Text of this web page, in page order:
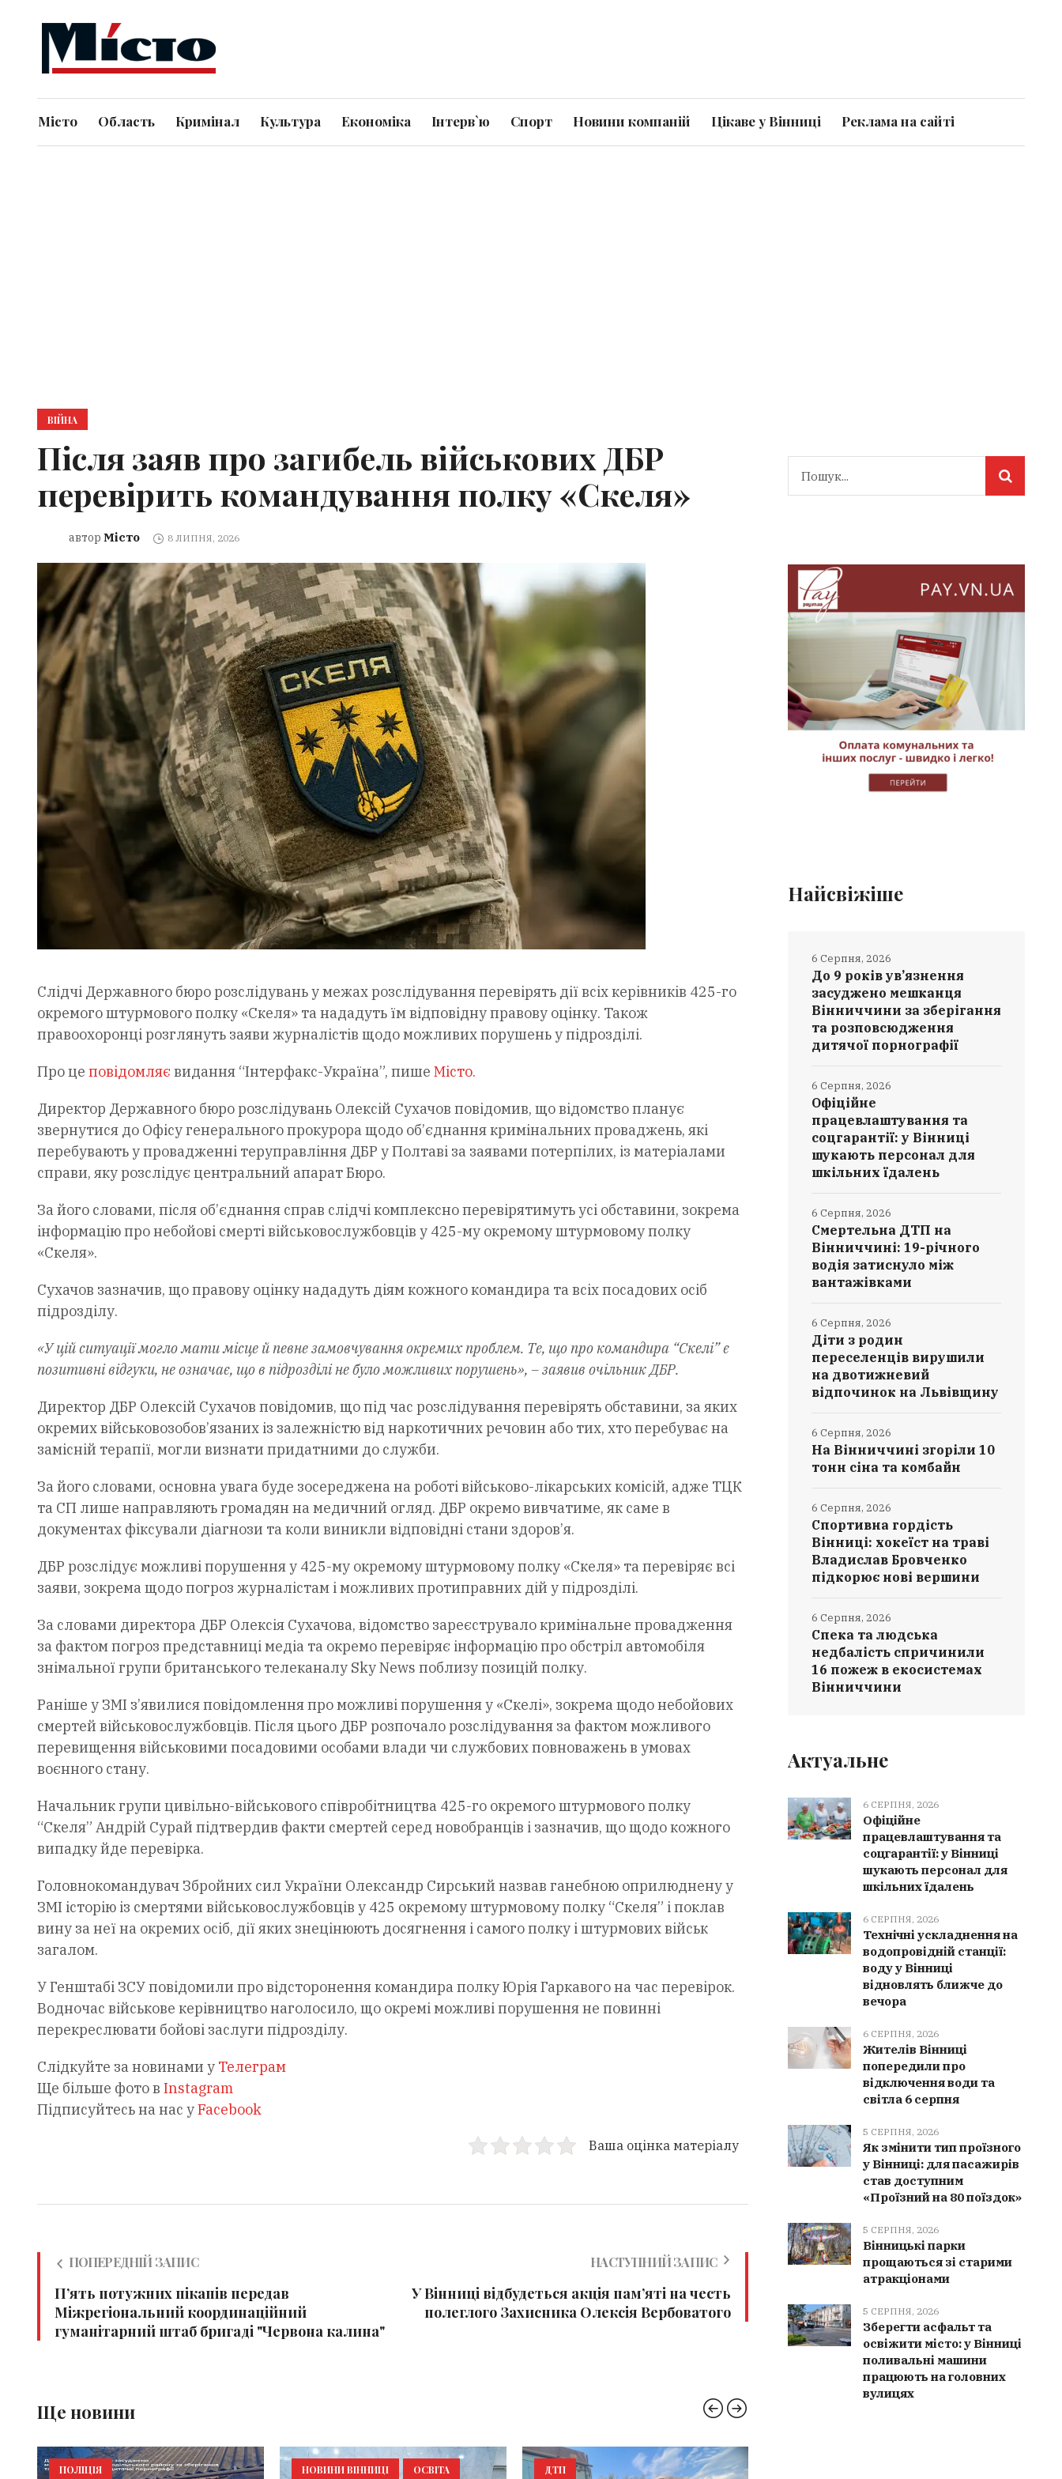
Місто Область Кримінал Культура Економіка Інтерв`ю Спорт Новини компаній Цікаве у Вінниці Реклама на сайті
ВІЙНА
Після заяв про загибель військових ДБР
перевірить командування полку «Скеля»
автор Місто 8 ЛИПНЯ, 2026
Слідчі Державного бюро розслідувань у межах розслідування перевірять дії всіх керівників 425-го
окремого штурмового полку «Скеля» та нададуть їм відповідну правову оцінку. Також
правоохоронці розглянуть заяви журналістів щодо можливих порушень у підрозділі.
Про це повідомляє видання “Інтерфакс-Україна”, пише Місто.
Директор Державного бюро розслідувань Олексій Сухачов повідомив, що відомство планує
звернутися до Офісу генерального прокурора щодо об’єднання кримінальних проваджень, які
перебувають у провадженні теруправління ДБР у Полтаві за заявами потерпілих, із матеріалами
справи, яку розслідує центральний апарат Бюро.
За його словами, після об’єднання справ слідчі комплексно перевірятимуть усі обставини, зокрема
інформацію про небойові смерті військовослужбовців у 425-му окремому штурмовому полку
«Скеля».
Сухачов зазначив, що правову оцінку нададуть діям кожного командира та всіх посадових осіб
підрозділу.
«У цій ситуації могло мати місце й певне замовчування окремих проблем. Те, що про командира “Скелі” є
позитивні відгуки, не означає, що в підрозділі не було можливих порушень», – заявив очільник ДБР.
Директор ДБР Олексій Сухачов повідомив, що під час розслідування перевірять обставини, за яких
окремих військовозобов’язаних із залежністю від наркотичних речовин або тих, хто перебуває на
замісній терапії, могли визнати придатними до служби.
За його словами, основна увага буде зосереджена на роботі військово-лікарських комісій, адже ТЦК
та СП лише направляють громадян на медичний огляд. ДБР окремо вивчатиме, як саме в
документах фіксували діагнози та коли виникли відповідні стани здоров’я.
ДБР розслідує можливі порушення у 425-му окремому штурмовому полку «Скеля» та перевіряє всі
заяви, зокрема щодо погроз журналістам і можливих протиправних дій у підрозділі.
За словами директора ДБР Олексія Сухачова, відомство зареєструвало кримінальне провадження
за фактом погроз представниці медіа та окремо перевіряє інформацію про обстріл автомобіля
знімальної групи британського телеканалу Sky News поблизу позицій полку.
Раніше у ЗМІ з’явилися повідомлення про можливі порушення у «Скелі», зокрема щодо небойових
смертей військовослужбовців. Після цього ДБР розпочало розслідування за фактом можливого
перевищення військовими посадовими особами влади чи службових повноважень в умовах
воєнного стану.
Начальник групи цивільно-військового співробітництва 425-го окремого штурмового полку
“Скеля” Андрій Сурай підтвердив факти смертей серед новобранців і зазначив, що щодо кожного
випадку йде перевірка.
Головнокомандувач Збройних сил України Олександр Сирський назвав ганебною оприлюднену у
ЗМІ історію із смертями військовослужбовців у 425 окремому штурмовому полку “Скеля” і поклав
вину за неї на окремих осіб, дії яких знецінюють досягнення і самого полку і штурмових військ
загалом.
У Генштабі ЗСУ повідомили про відсторонення командира полку Юрія Гаркавого на час перевірок.
Водночас військове керівництво наголосило, що окремі можливі порушення не повинні
перекреслювати бойові заслуги підрозділу.
Слідкуйте за новинами у Телеграм
Ще більше фото в Instagram
Підписуйтесь на нас уFacebook
Ваша оцінка матеріалу
ПОПЕРЕДНІЙ ЗАПИС
П’ять потужних пікапів передав
Міжрегіональний координаційний
гуманітарний штаб бригаді "Червона калина"
НАСТУПНИЙ ЗАПИС
У Вінниці відбудеться акція пам’яті на честь
полеглого Захисника Олексія Вербоватого
Ще новини
ПОЛІЦІЯ НОВИНИ ВІННИЦІ ОСВІТА ДТП
Найсвіжіше
До 9 років ув’язнення
засуджено мешканця
Вінниччини за зберігання
та розповсюдження
дитячої порнографії
6 Серпня, 2026
Офіційне
працевлаштування та
соцгарантії: у Вінниці
шукають персонал для
шкільних їдалень
6 Серпня, 2026
Смертельна ДТП на
Вінниччині: 19-річного
водія затиснуло між
вантажівками
6 Серпня, 2026
Діти з родин
переселенців вирушили
на двотижневий
відпочинок на Львівщину
6 Серпня, 2026
На Вінниччині згоріли 10
тонн сіна та комбайн
6 Серпня, 2026
Спортивна гордість
Вінниці: хокеїст на траві
Владислав Бровченко
підкорює нові вершини
6 Серпня, 2026
Спека та людська
недбалість спричинили
16 пожеж в екосистемах
Вінниччини
6 Серпня, 2026
Актуальне
6 СЕРПНЯ, 2026
Офіційне
працевлаштування та
соцгарантії: у Вінниці
шукають персонал для
шкільних їдалень
6 СЕРПНЯ, 2026
Технічні ускладнення на
водопровідній станції:
воду у Вінниці
відновлять ближче до
вечора
6 СЕРПНЯ, 2026
Жителів Вінниці
попередили про
відключення води та
світла 6 серпня
5 СЕРПНЯ, 2026
Як змінити тип проїзного
у Вінниці: для пасажирів
став доступним
«Проїзний на 80 поїздок»
5 СЕРПНЯ, 2026
Вінницькі парки
прощаються зі старими
атракціонами
5 СЕРПНЯ, 2026
Зберегти асфальт та
освіжити місто: у Вінниці
поливальні машини
працюють на головних
вулицях